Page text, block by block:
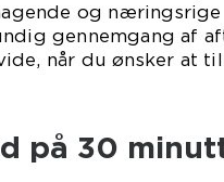
og
gennemgang af
når du ønsker at
på 30